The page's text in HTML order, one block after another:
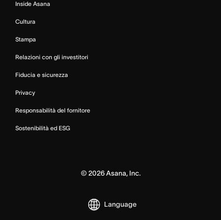
Inside Asana
Cultura
Stampa
Relazioni con gli investitori
Fiducia e sicurezza
Privacy
Responsabilità del fornitore
Sostenibilità ed ESG
© 2026Asana, Inc.
Language